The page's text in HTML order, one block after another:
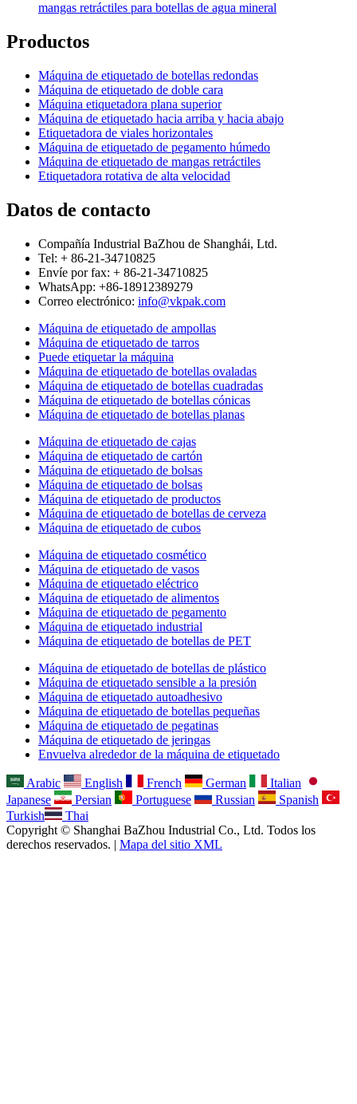
mangas retráctiles para botellas de agua mineral
Productos
Máquina de etiquetado de botellas redondas
Máquina de etiquetado de doble cara
Máquina etiquetadora plana superior
Máquina de etiquetado hacia arriba y hacia abajo
Etiquetadora de viales horizontales
Máquina de etiquetado de pegamento húmedo
Máquina de etiquetado de mangas retráctiles
Etiquetadora rotativa de alta velocidad
Datos de contacto
Compañía Industrial BaZhou de Shanghái, Ltd.
Tel: + 86-21-34710825
Envíe por fax: + 86-21-34710825
WhatsApp: +86-18912389279
Correo electrónico: info@vkpak.com
Máquina de etiquetado de ampollas
Máquina de etiquetado de tarros
Puede etiquetar la máquina
Máquina de etiquetado de botellas ovaladas
Máquina de etiquetado de botellas cuadradas
Máquina de etiquetado de botellas cónicas
Máquina de etiquetado de botellas planas
Máquina de etiquetado de cajas
Máquina de etiquetado de cartón
Máquina de etiquetado de bolsas
Máquina de etiquetado de bolsas
Máquina de etiquetado de productos
Máquina de etiquetado de botellas de cerveza
Máquina de etiquetado de cubos
Máquina de etiquetado cosmético
Máquina de etiquetado de vasos
Máquina de etiquetado eléctrico
Máquina de etiquetado de alimentos
Máquina de etiquetado de pegamento
Máquina de etiquetado industrial
Máquina de etiquetado de botellas de PET
Máquina de etiquetado de botellas de plástico
Máquina de etiquetado sensible a la presión
Máquina de etiquetado autoadhesivo
Máquina de etiquetado de botellas pequeñas
Máquina de etiquetado de pegatinas
Máquina de etiquetado de jeringas
Envuelva alrededor de la máquina de etiquetado
Arabic English French German
Italian
Japanese
Persian Portuguese Russian
Spanish
Turkish
Thai
Copyright © Shanghai BaZhou Industrial Co., Ltd. Todos los
derechos reservados. | Mapa del sitio XML